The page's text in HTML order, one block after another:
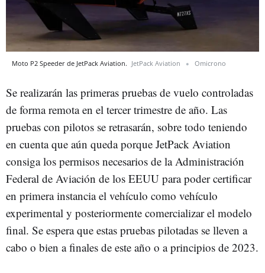
Moto P2 Speeder de JetPack Aviation. JetPack Aviation Omicrono
Se realizarán las primeras pruebas de vuelo controladas
de forma remota en el tercer trimestre de año. Las
pruebas con pilotos se retrasarán, sobre todo teniendo
en cuenta que aún queda porque JetPack Aviation
consiga los permisos necesarios de la Administración
Federal de Aviación de los EEUU para poder certificar
en primera instancia el vehículo como vehículo
experimental y posteriormente comercializar el modelo
final. Se espera que estas pruebas pilotadas se lleven a
cabo o bien a finales de este año o a principios de 2023.